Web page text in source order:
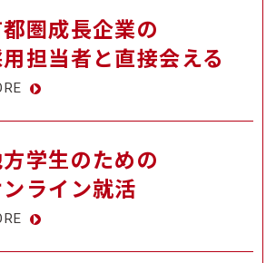
圏成長企業の
担当者と直接会える
学生のための
ンライン就活